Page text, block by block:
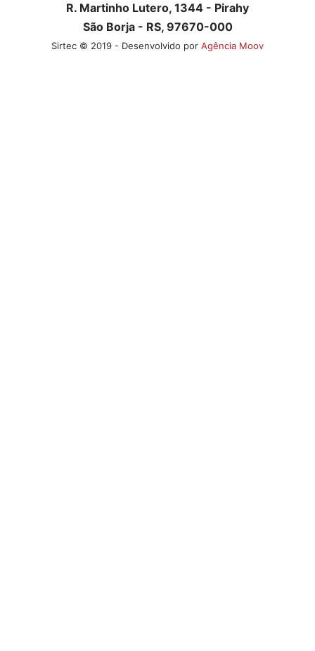
R. Martinho Lutero, 1344 - Pirahy
São Borja - RS, 97670-000
Sirtec © 2019 - Desenvolvido por Agência Moov